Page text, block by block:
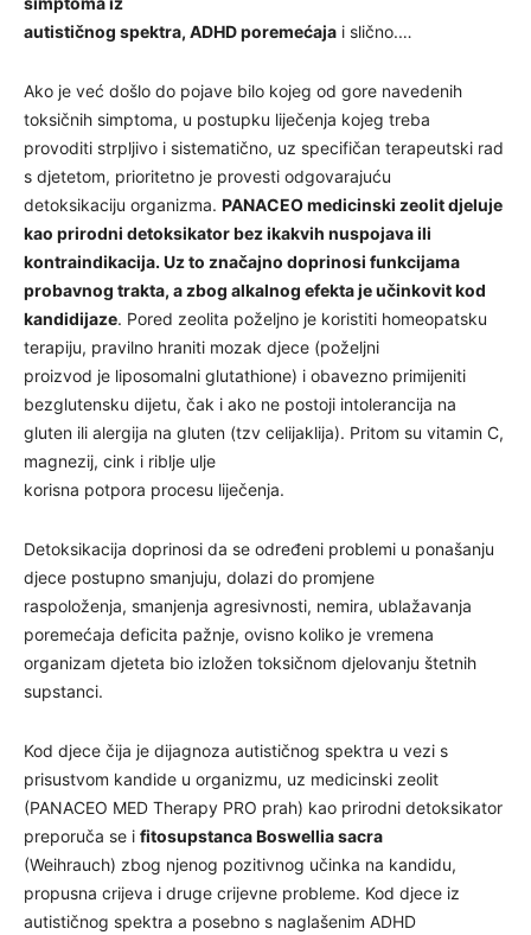
autističnog spektra, ADHD poremećaja i slično.…
Ako je već došlo do pojave bilo kojeg od gore navedenih
toksičnih simptoma, u postupku liječenja kojeg treba
provoditi strpljivo i sistematično, uz specifičan terapeutski rad
s djetetom, prioritetno je provesti odgovarajuću
detoksikaciju organizma. PANACEO medicinski zeolit djeluje
kao prirodni detoksikator bez ikakvih nuspojava ili
kontraindikacija. Uz to značajno doprinosi funkcijama
probavnog trakta, a zbog alkalnog efekta je učinkovit kod
kandidijaze. Pored zeolita poželjno je koristiti homeopatsku
terapiju, pravilno hraniti mozak djece (poželjni
proizvod je liposomalni glutathione) i obavezno primijeniti
bezglutensku dijetu, čak i ako ne postoji intolerancija na
gluten ili alergija na gluten (tzv celijaklija). Pritom su vitamin C,
magnezij, cink i riblje ulje
korisna potpora procesu liječenja.
Detoksikacija doprinosi da se određeni problemi u ponašanju
djece postupno smanjuju, dolazi do promjene
raspoloženja, smanjenja agresivnosti, nemira, ublažavanja
poremećaja deficita pažnje, ovisno koliko je vremena
organizam djeteta bio izložen toksičnom djelovanju štetnih
supstanci.
Kod djece čija je dijagnoza autističnog spektra u vezi s
prisustvom kandide u organizmu, uz medicinski zeolit
(PANACEO MED Therapy PRO prah) kao prirodni detoksikator
preporuča se i fitosupstanca Boswellia sacra
(Weihrauch) zbog njenog pozitivnog učinka na kandidu,
propusna crijeva i druge crijevne probleme. Kod djece iz
autističnog spektra a posebno s naglašenim ADHD